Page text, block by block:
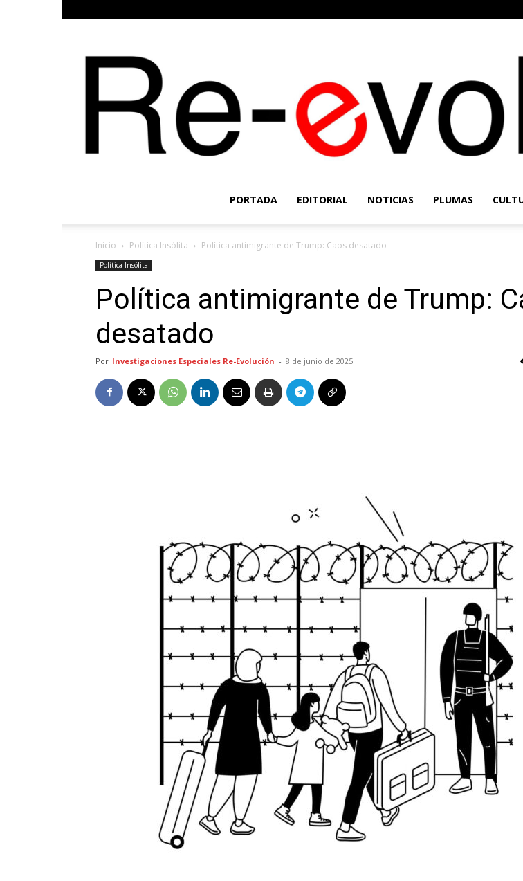
Evolución
PORTADA EDITORIAL NOTICIAS PLUMAS
Inicio Política Insólita Política antimigrante de Trump: Caos desatado
Política Insólita
Política antimigrante de Trump:
desatado
Por Investigaciones Especiales Re-Evolución - 8 de junio de 2025